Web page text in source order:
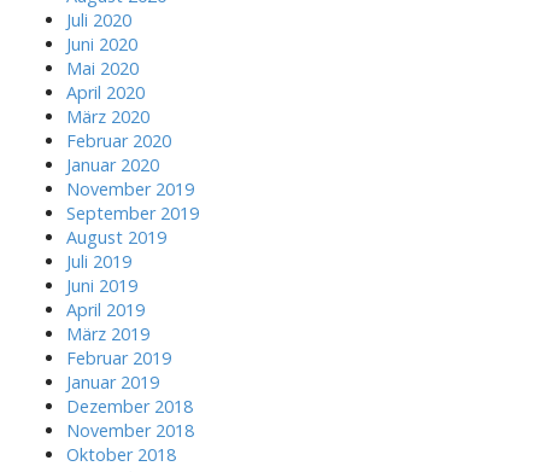
Juli 2020
Juni 2020
Mai 2020
April 2020
März 2020
Februar 2020
Januar 2020
November 2019
September 2019
August 2019
Juli 2019
Juni 2019
April 2019
März 2019
Februar 2019
Januar 2019
Dezember 2018
November 2018
Oktober 2018